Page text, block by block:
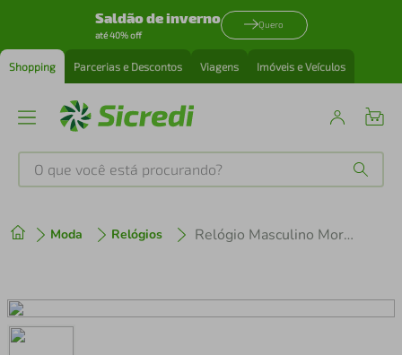
Saldão de inverno
até 40% off
Quero
Shopping Parcerias e Descontos Viagens Imóveis e Veículos
O que você está procurando?
Moda Relógios Relógio Masculino Mormaii Wave MO0432C/8F Grafite
2º cafeteira